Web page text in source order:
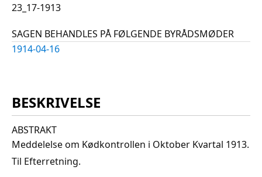
23_17-1913
SAGEN BEHANDLES PÅ FØLGENDE BYRÅDSMØDER
1914-04-16
BESKRIVELSE
ABSTRAKT
Meddelelse om Kødkontrollen i Oktober Kvartal 1913.
Til Efterretning.